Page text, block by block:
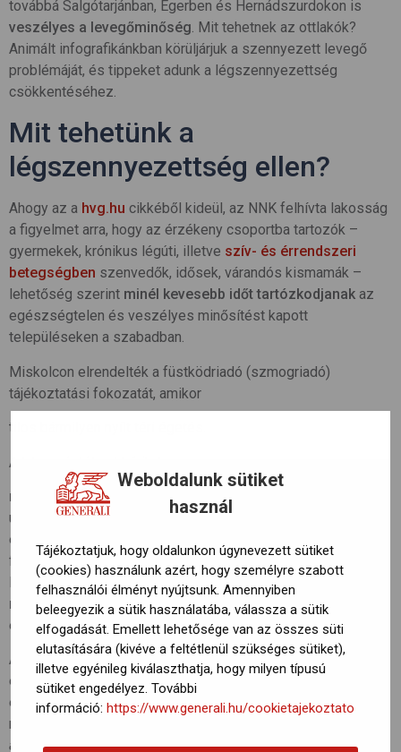
Weboldalunk sütiket
használ
Tájékoztatjuk, hogy oldalunkon úgynevezett sütiket
(cookies) használunk azért, hogy személyre szabott
felhasználói élményt nyújtsunk. Amennyiben
beleegyezik a sütik használatába, válassza a sütik
elfogadását. Emellett lehetősége van az összes süti
elutasítására (kivéve a feltétlenül szükséges sütiket),
illetve egyénileg kiválaszthatja, hogy milyen típusú
sütiket engedélyez. További
információ: https://www.generali.hu/cookietajekoztato
továbbá Salgótarjánban, Egerben és Hernádszurdokon is
veszélyes a levegőminőség. Mit tehetnek az ottlakók?
Animált infografikánkban körüljárjuk a szennyezett levegő
problémáját, és tippeket adunk a légszennyezettség
csökkentéséhez.
Mit tehetünk a
légszennyezettség ellen?
Ahogy az a hvg.hu cikkéből kideül, az NNK felhívta lakosság
a figyelmet arra, hogy az érzékeny csoportba tartozók –
gyermekek, krónikus légúti, illetve szív- és érrendszeri
betegségben szenvedők, idősek, várandós kismamák –
lehetőség szerint minél kevesebb időt tartózkodjanak az
egészségtelen és veszélyes minősítést kapott
településeken a szabadban.
Miskolcon elrendelték a füstködriadó (szmogriadó)
tájékoztatási fokozatát, amikor
tilos bármilyen nyílt téri égetés.
A lakosságtól azt kérik, hogy
ne használjanak személyautót
(főleg a dízelüzeműeket),
utazzanak közösségi közlekedéssel,
és mérsékeljék a szilárd (szén-, fa-) és olajtüzelésű
fűtőberendezések használatát.
Ha van lehetőség gázfűtésre, inkább azt használják,
ne égessenek hulladékot, műanyagokat,
és kerüljék a porképződéssel járó tevékenységeket.
Az Országos Meteorológiai Szolgálat légszennyezettségi
előrejelzésében korábban arra figyelmetetett, hogy az
északkeleti országrészben várhatóan továbbra is rossz
marad a levegő minősége.
átlagban nagy területen meghaladja az egészségügyi